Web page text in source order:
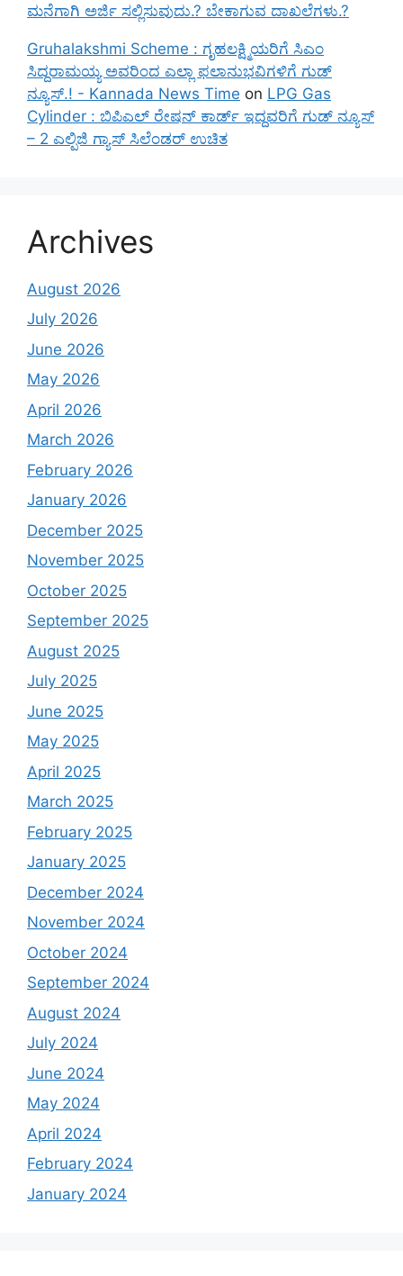
ಮನೆಗಾಗಿ ಅರ್ಜಿ ಸಲ್ಲಿಸುವುದು.? ಬೇಕಾಗುವ ದಾಖಲೆಗಳು.?
Gruhalakshmi Scheme : ಗೃಹಲಕ್ಷ್ಮಿಯರಿಗೆ ಸಿಎಂ
ಸಿದ್ದರಾಮಯ್ಯ ಅವರಿಂದ ಎಲ್ಲಾ ಫಲಾನುಭವಿಗಳಿಗೆ ಗುಡ್
ನ್ಯೂಸ್.! - Kannada News Time on LPG Gas
Cylinder : ಬಿಪಿಎಲ್ ರೇಷನ್ ಕಾರ್ಡ್ ಇದ್ದವರಿಗೆ ಗುಡ್ ನ್ಯೂಸ್
– 2 ಎಲ್ಪಿಜಿ ಗ್ಯಾಸ್ ಸಿಲೆಂಡರ್ ಉಚಿತ
Archives
August 2026
July 2026
June 2026
May 2026
April 2026
March 2026
February 2026
January 2026
December 2025
November 2025
October 2025
September 2025
August 2025
July 2025
June 2025
May 2025
April 2025
March 2025
February 2025
January 2025
December 2024
November 2024
October 2024
September 2024
August 2024
July 2024
June 2024
May 2024
April 2024
February 2024
January 2024